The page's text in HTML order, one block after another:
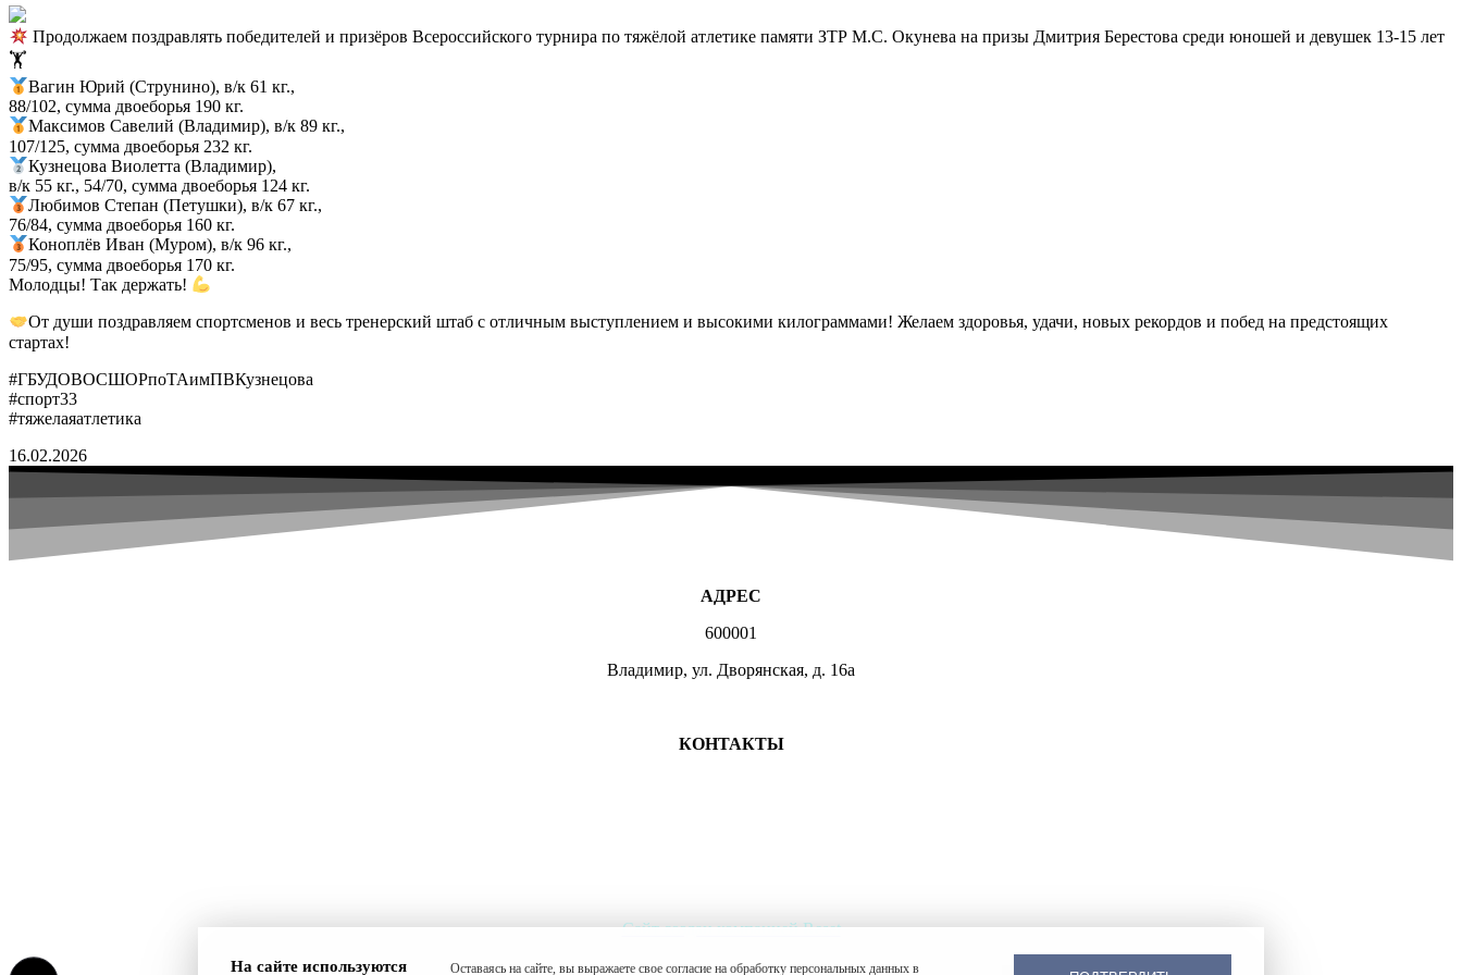
Продолжаем поздравлять победителей и призёров Всероссийского турнира по тяжёлой атлетике памяти ЗТР М.С. Окунева на призы Дмитрия Берестова среди юношей и девушек 13-15 лет
🏋
Вагин Юрий (Струнино), в/к 61 кг.,
88/102, сумма двоеборья 190 кг.
Максимов Савелий (Владимир), в/к 89 кг.,
107/125, сумма двоеборья 232 кг.
Кузнецова Виолетта (Владимир),
в/к 55 кг., 54/70, сумма двоеборья 124 кг.
Любимов Степан (Петушки), в/к 67 кг.,
76/84, сумма двоеборья 160 кг.
Коноплёв Иван (Муром), в/к 96 кг.,
75/95, сумма двоеборья 170 кг.
Молодцы! Так держать!
От души поздравляем спортсменов и весь тренерский штаб с отличным выступлением и высокими килограммами! Желаем здоровья, удачи, новых рекордов и побед на предстоящих
стартах!
#ГБУДОВОСШОРпоТАимПВКузнецова
#спорт33
#тяжелаяатлетика
16.02.2026
АДРЕС
600001
Владимир, ул. Дворянская, д. 16а
КОНТАКТЫ
Сайт создан компанией Reset
На сайте используются Оставаясь на сайте, вы выражаете свое согласие на обработку персональных данных в